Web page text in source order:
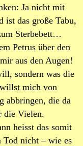
Ja nicht mit
ist das große Tabu,
Sterbebett…
Petrus über den
aus den Augen!
sondern was die
mich von
abbringen, die da
die Vielen.
heisst das somit
Tod nicht – wie es